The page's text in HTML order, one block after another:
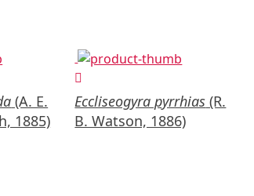
(A. E.
1885)
Eccliseogyra pyrrhias (R.
B. Watson, 1886)